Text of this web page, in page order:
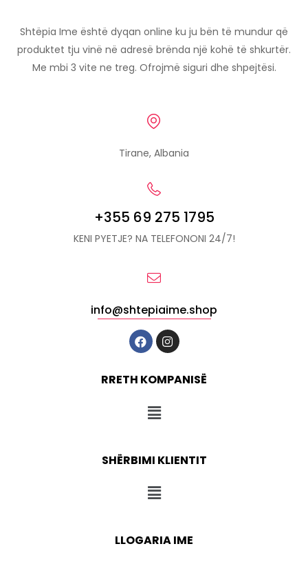
Shtëpia Ime është dyqan online ku ju bën të mundur që
produktet tju vinë në adresë brënda një kohë të shkurtër.
Me mbi 3 vite ne treg. Ofrojmë siguri dhe shpejtësi.
Tirane, Albania
+355 69 275 1795
KENI PYETJE? NA TELEFONONI 24/7!
info@shtepiaime.shop
RRETH KOMPANISË
SHËRBIMI KLIENTIT
LLOGARIA IME